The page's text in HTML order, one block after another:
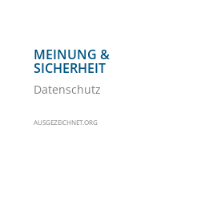
MEINUNG &
SICHERHEIT
Datenschutz
AUSGEZEICHNET.ORG